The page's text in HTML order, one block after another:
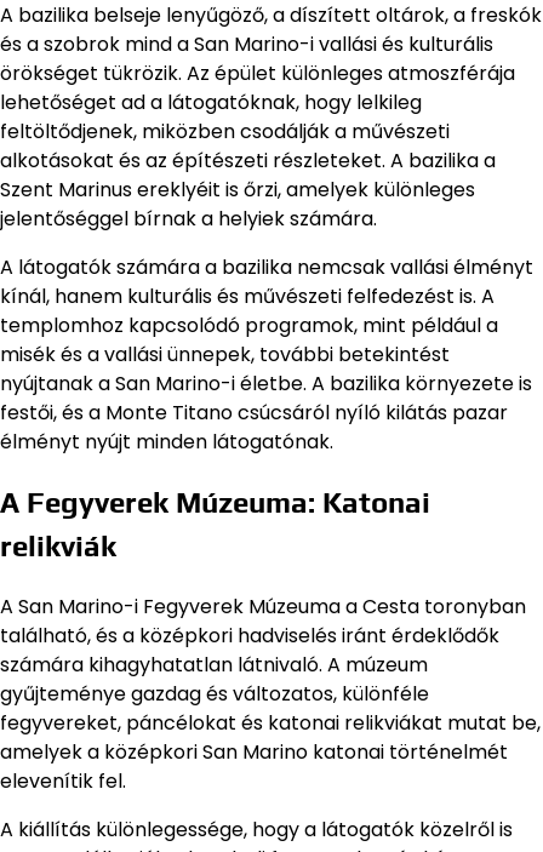
A bazilika belseje lenyűgöző, a díszített oltárok, a freskók
és a szobrok mind a San Marino-i vallási és kulturális
örökséget tükrözik. Az épület különleges atmoszférája
lehetőséget ad a látogatóknak, hogy lelkileg
feltöltődjenek, miközben csodálják a művészeti
alkotásokat és az építészeti részleteket. A bazilika a
Szent Marinus ereklyéit is őrzi, amelyek különleges
jelentőséggel bírnak a helyiek számára.
A látogatók számára a bazilika nemcsak vallási élményt
kínál, hanem kulturális és művészeti felfedezést is. A
templomhoz kapcsolódó programok, mint például a
misék és a vallási ünnepek, további betekintést
nyújtanak a San Marino-i életbe. A bazilika környezete is
festői, és a Monte Titano csúcsáról nyíló kilátás pazar
élményt nyújt minden látogatónak.
A Fegyverek Múzeuma: Katonai
relikviák
A San Marino-i Fegyverek Múzeuma a Cesta toronyban
található, és a középkori hadviselés iránt érdeklődők
számára kihagyhatatlan látnivaló. A múzeum
gyűjteménye gazdag és változatos, különféle
fegyvereket, páncélokat és katonai relikviákat mutat be,
amelyek a középkori San Marino katonai történelmét
elevenítik fel.
A kiállítás különlegessége, hogy a látogatók közelről is